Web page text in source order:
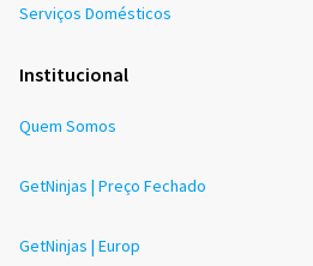
Serviços Domésticos
Institucional
Quem Somos
GetNinjas | Preço Fechado
GetNinjas | Europ